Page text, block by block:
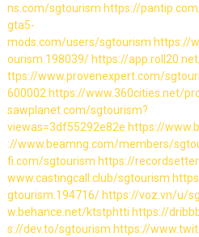
ns.com/sgtourism https://
gta5-
mods.com/users/sgtourism https://
ourism.198039/ https://
ttps://www.provenexpert.com/
600002 https://www.360cities.net/
sawplanet.com/sgtourism?
viewas=3df55292e82e https://
://www.beamng.com/members/
fi.com/sgtourism https://
www.castingcall.club/sgtourism
gtourism.194716/ https://voz.vn/u/
w.behance.net/ktstphtti https://
s://dev.to/sgtourism https://